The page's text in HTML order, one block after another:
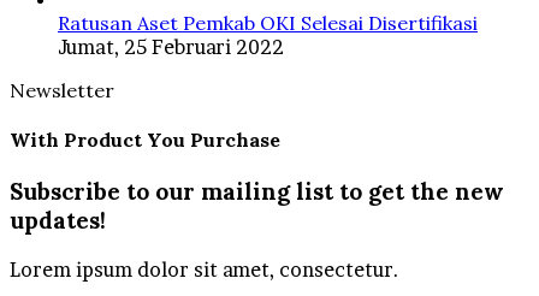
Ratusan Aset Pemkab OKI Selesai Disertifikasi
Jumat, 25 Februari 2022
Newsletter
With Product You Purchase
Subscribe to our mailing list to get the new
updates!
Lorem ipsum dolor sit amet, consectetur.